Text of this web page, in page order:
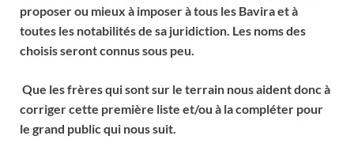
proposer ou mieux à imposer à tous les Bavira et à
toutes les notabilités de sa juridiction. Les noms des
choisis seront connus sous peu.
Que les frères qui sont sur le terrain nous aident donc à
corriger cette première liste et/ou à la compléter pour
le grand public qui nous suit.